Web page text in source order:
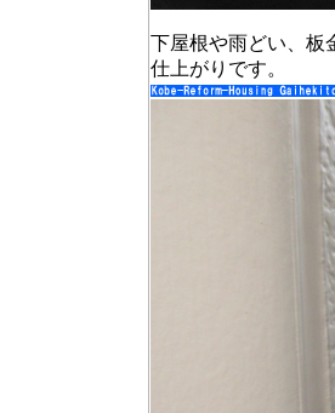
下屋根や雨どい、板
仕上がりです。